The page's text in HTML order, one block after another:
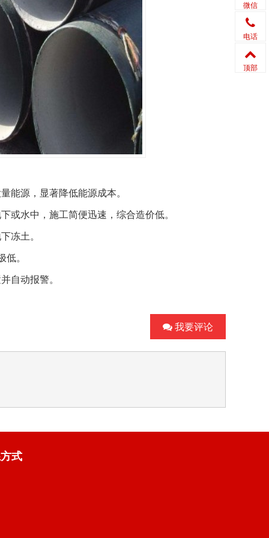
能源，显著降低能源成本。
或水中，施工简便迅速，综合造价低。
冻土。
低。
自动报警。
我要评论
式
微信
电话
顶部